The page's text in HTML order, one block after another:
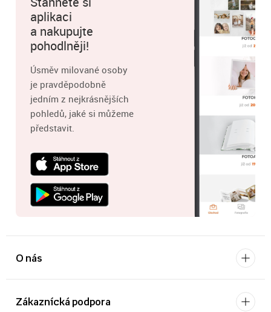
aplikaci
a nakupujte
pohodlněji!
Úsměv milované osoby
je pravděpodobně
jedním z nejkrásnějších
pohledů, jaké si můžeme
představit.
O nás
Zákaznícká podpora